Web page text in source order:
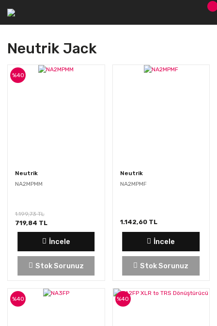
Neutrik Jack
Neutrik
NA2MPMM
%40
1.199,73 TL
719,84 TL
İncele
Stok Sorunuz
Neutrik
NA2MPMF
1.142,60 TL
İncele
Stok Sorunuz
%40 %40